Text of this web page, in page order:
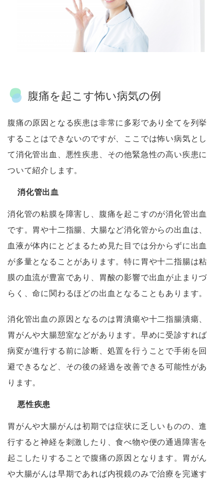
腹痛を起こす怖い病気の例
腹痛の原因となる疾患は非常に多彩であり全てを列挙
することはできないのですが、ここでは怖い病気とし
て消化管出血、悪性疾患、その他緊急性の高い疾患に
ついて紹介します。
消化管出血
消化管の粘膜を障害し、腹痛を起こすのが消化管出血
です。胃や十二指腸、大腸など消化管からの出血は、
血液が体内にとどまるため見た目では分からずに出血
が多量となることがあります。特に胃や十二指腸は粘
膜の血流が豊富であり、胃酸の影響で出血が止まりづ
らく、命に関わるほどの出血となることもあります。
消化管出血の原因となるのは胃潰瘍や十二指腸潰瘍、
胃がんや大腸憩室などがあります。早めに受診すれば
病変が進行する前に診断、処置を行うことで手術を回
避できるなど、その後の経過を改善できる可能性があ
ります。
悪性疾患
胃がんや大腸がんは初期では症状に乏しいものの、進
行すると神経を刺激したり、食べ物や便の通過障害を
起こしたりすることで腹痛の原因となります。胃がん
や大腸がんは早期であれば内視鏡のみで治療を完遂す